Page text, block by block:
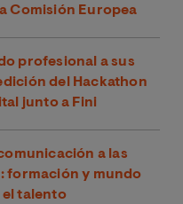
Comisión Europea
profesional a sus
del Hackathon
junto a Fini
a las
formación y mundo
talento